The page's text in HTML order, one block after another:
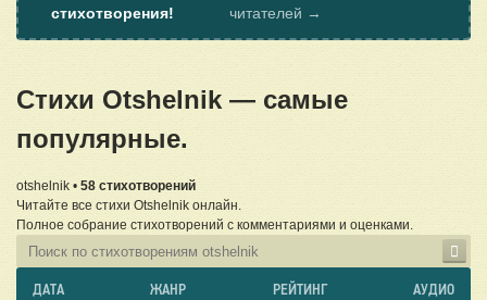
стихотворения!
читателей →
Стихи Otshelnik — самые
популярные.
otshelnik • 58 стихотворений
Читайте все стихи Otshelnik онлайн.
Полное собрание стихотворений с комментариями и оценками.
ДАТА ЖАНР РЕЙТИНГ АУДИО